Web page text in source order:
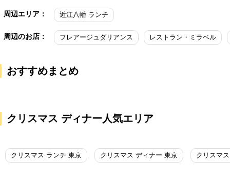
周辺エリア： 近江八幡 ランチ
周辺のお店： フレアージュダリアンス レストラン・ミラベル
おすすめまとめ
クリスマス ディナー人気エリア
クリスマス ランチ 東京 クリスマス ディナー 東京 クリスマ